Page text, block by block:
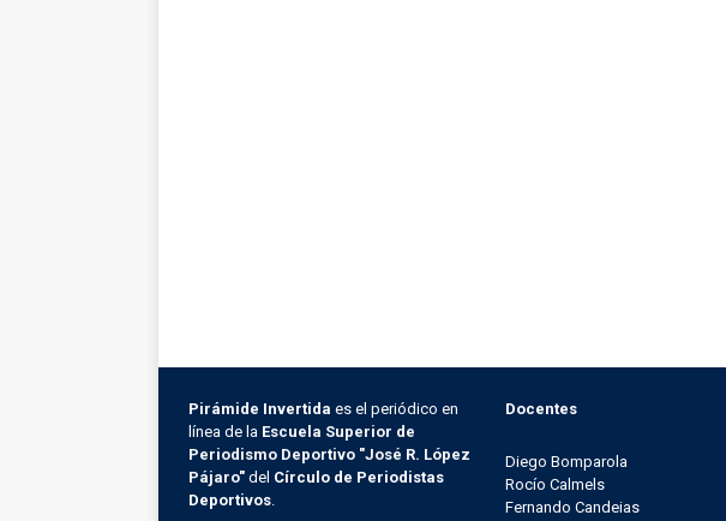
Pirámide Invertida es el periódico en
línea de la Escuela Superior de
Periodismo Deportivo "José R. López
Pájaro" del Círculo de Periodistas
Deportivos
Docentes
Diego Bomparola
Rocío Calmels
Fernando Candeias